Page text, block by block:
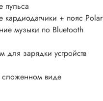
пульса
кардиодатчики + пояс Polar
музыки по Bluetooth
для зарядки устройств
сложенном виде